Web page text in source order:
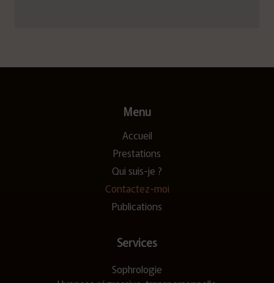
Menu
Accueil
Prestations
Qui suis-je ?
Contactez-moi
Publications
Services
Sophrologie